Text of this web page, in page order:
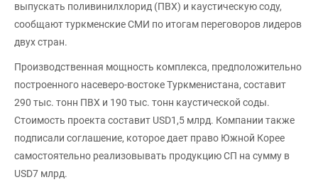
выпускать поливинилхлорид (ПВХ) и каустическую соду,
сообщают туркменские СМИ по итогам переговоров лидеров
двух стран.
Производственная мощность комплекса, предположительно
построенного насеверо-востоке Туркменистана, составит
290 тыс. тонн ПВХ и 190 тыс. тонн каустической соды.
Стоимость проекта составит USD1,5 млрд. Компании также
подписали соглашение, которое дает право Южной Корее
самостоятельно реализовывать продукцию СП на сумму в
USD7 млрд.